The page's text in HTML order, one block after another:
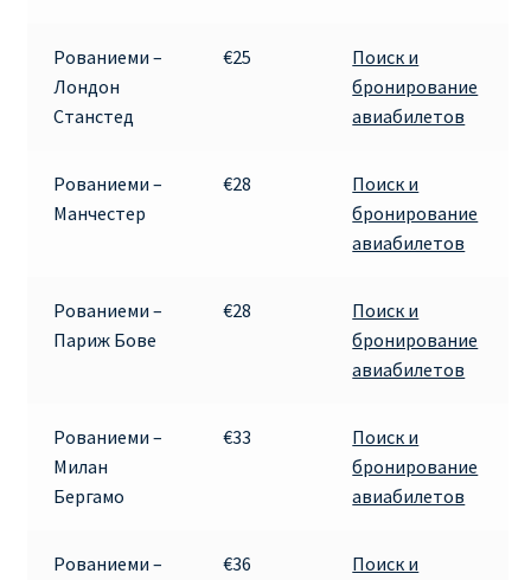
ПРАВИЛА RYANAIR В АЭРОПОРТУ И НА БОРТУ
ПРАВИЛА ПРОВОЗА БАГАЖА RYANAIR
ПУТЕШЕСТВИЕ С ДЕТЬМИ И МЛАДЕНЦАМИ
РЕЙСАМИ RYANAIR
ПУТЕШЕСТВИЯ РЕЙСАМИ RYANAIR
Информация по бронированию билетов Ryanair
КАК НАЙТИ ДЕШЕВЫЙ БИЛЕТ
Кипр
Рованиеми –
Лондон
Станстед
€25
Поиск и
бронирование
авиабилетов
Рованиеми –
Манчестер
€28
Поиск и
бронирование
авиабилетов
Рованиеми –
Париж Бове
€28
Поиск и
бронирование
авиабилетов
Рованиеми –
Милан
Бергамо
€33
Поиск и
бронирование
авиабилетов
Рованиеми –
€36
Поиск и